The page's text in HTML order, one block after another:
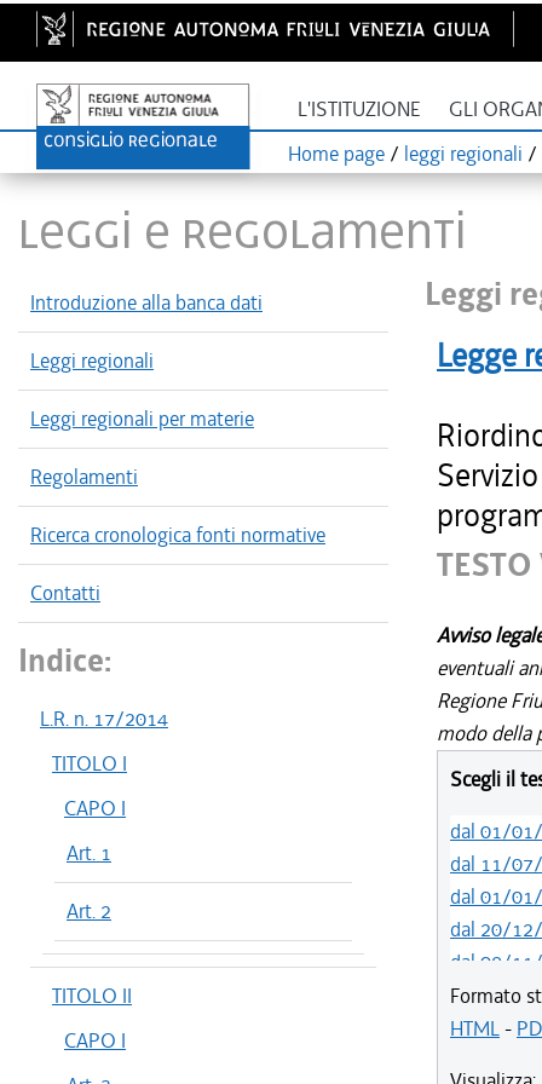
L'ISTITUZIONE GLI
Home page / leggi regionali /
LEGGI E REGOLAMENTI
Introduzione alla banca dati
Leggi regionali
Leggi regionali per materie
Regolamenti
Ricerca cronologica fonti normative
Contatti
Indice:
L.R. n. 17/2014
TITOLO I
CAPO I
Art. 1
Art. 2
TITOLO II
CAPO I
Leggi
Legge
Avviso
eventuali
Regione
modo della
Scegli il
dal 01/
dal 11/
dal 01/
dal 20/
dal 08/
dal 29/
dal 15/
Formato
HTML-